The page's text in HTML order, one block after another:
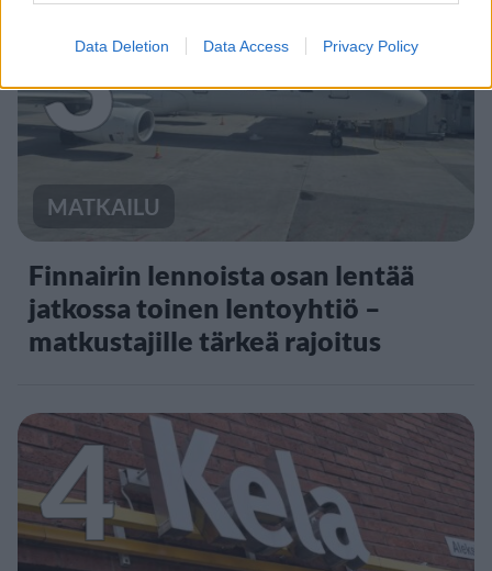
Data Deletion Data Access Privacy Policy
3
MATKAILU
Finnairin lennoista osan lentää
jatkossa toinen lentoyhtiö –
matkustajille tärkeä rajoitus
4